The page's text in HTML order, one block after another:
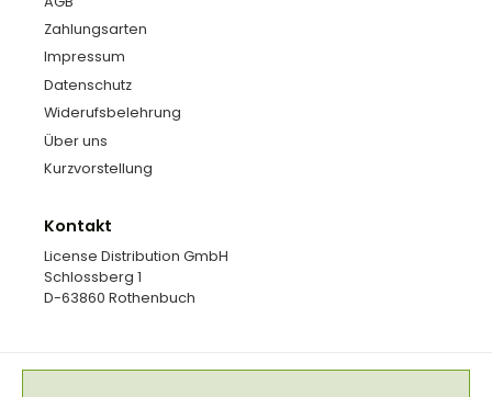
Zahlungsarten
Impressum
Datenschutz
Widerufsbelehrung
Über uns
Kurzvorstellung
Kontakt
License Distribution GmbH
Schlossberg 1
D-63860 Rothenbuch